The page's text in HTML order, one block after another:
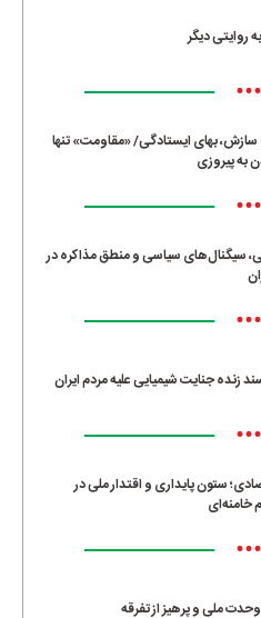
روایتی دیگر
•••
بهای ایستادگی/ «مقاومت» تنها
به پیروزی
•••
سیگنال‌های سیاسی و منطق مذاکره در
•••
زنده جنایت شیمیایی علیه مردم ایران
•••
ستون پایداری و اقتدار ملی در
خامنه‌ای
•••
ملی و پرهیز از تفرقه